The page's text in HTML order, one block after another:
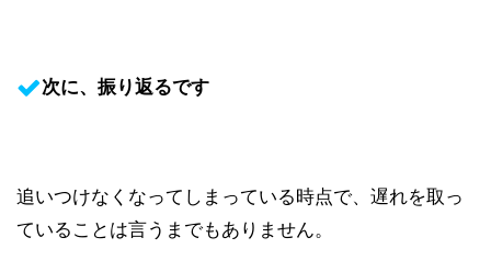
次に、振り返るです
追いつけなくなってしまっている時点で、遅れを取っ
ていることは言うまでもありません。